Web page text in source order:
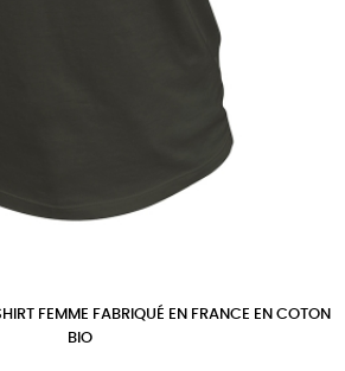
FEMME FABRIQUÉ EN FRANCE EN COTON
BIO